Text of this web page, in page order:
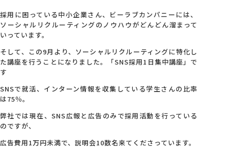
採用に困っている中小企業さん、ビーラブカンパニーには、
ソーシャルリクルーティングのノウハウがどんどん溜まって
いっています。
そして、この9月より、ソーシャルリクルーティングに特化し
た講座を行うことになりました。「SNS採用1日集中講座」で
す
SNSで就活、インターン情報を収集している学生さんの比率
は75％。
弊社では現在、SNS広報と広告のみで採用活動を行っている
のですが、
広告費用1万円未満で、説明会10数名来てくださっています。